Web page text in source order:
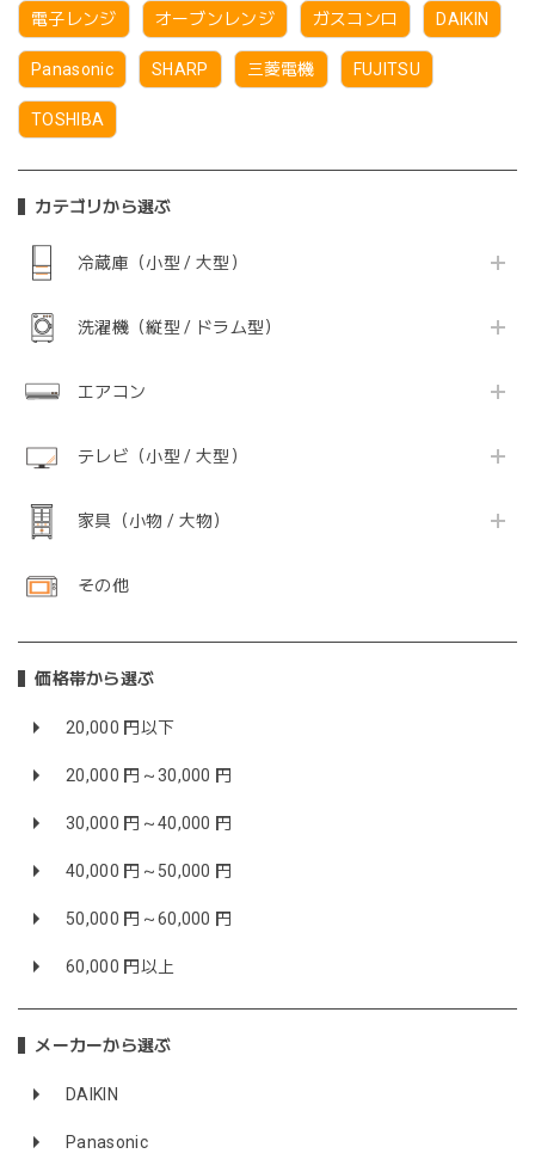
電子レンジ オーブンレンジ ガスコンロ DAIKIN
Panasonic SHARP 三菱電機 FUJITSU
TOSHIBA
カテゴリから選ぶ
冷蔵庫（小型 / 大型）
洗濯機（縦型 / ドラム型）
エアコン
テレビ（小型 / 大型）
家具（小物 / 大物）
その他
価格帯から選ぶ
20,000 円以下
20,000 円～30,000 円
30,000 円～40,000 円
40,000 円～50,000 円
50,000 円～60,000 円
60,000 円以上
メーカーから選ぶ
DAIKIN
Panasonic